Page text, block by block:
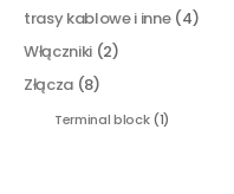
trasy kablowe i inne(4)
Włączniki (2)
Złącza (8)
Terminal block(1)